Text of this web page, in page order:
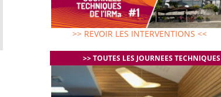
>> REVOIR LES INTERVENTIONS <<
>> TOUTES LES JOURNEES TECHNIQUES